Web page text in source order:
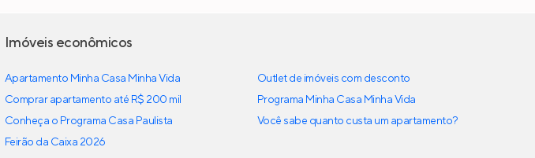
Imóveis econômicos
Apartamento Minha Casa Minha Vida
Comprar apartamento até R$ 200 mil
Conheça o Programa Casa Paulista
Feirão da Caixa 2026
Outlet de imóveis com desconto
Programa Minha Casa Minha Vida
Você sabe quanto custa um apartamento?